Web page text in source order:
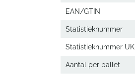
EAN/GTIN
Statistieknummer
Statistieknummer UK
Aantal per pallet